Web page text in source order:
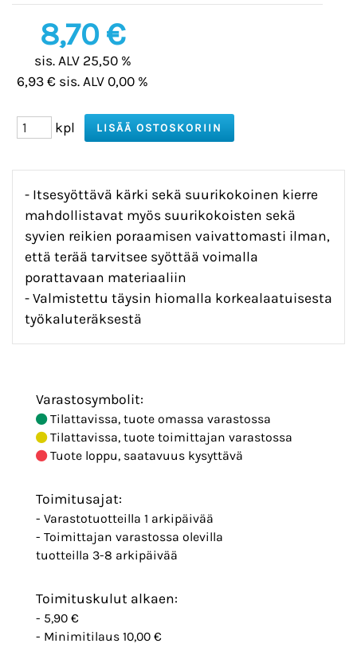
8,70 €
sis. ALV 25,50 %
6,93 € sis. ALV 0,00 %
kpl
- Itsesyöttävä kärki sekä suurikokoinen kierre
mahdollistavat myös suurikokoisten sekä
syvien reikien poraamisen vaivattomasti ilman,
että terää tarvitsee syöttää voimalla
porattavaan materiaaliin
- Valmistettu täysin hiomalla korkealaatuisesta
työkaluteräksestä
Varastosymbolit:
Tilattavissa, tuote omassa varastossa
Tilattavissa, tuote toimittajan varastossa
Tuote loppu, saatavuus kysyttävä
Toimitusajat:
- Varastotuotteilla 1 arkipäivää
- Toimittajan varastossa olevilla
tuotteilla 3-8 arkipäivää
Toimituskulut alkaen:
- 5,90 €
- Minimitilaus 10,00 €